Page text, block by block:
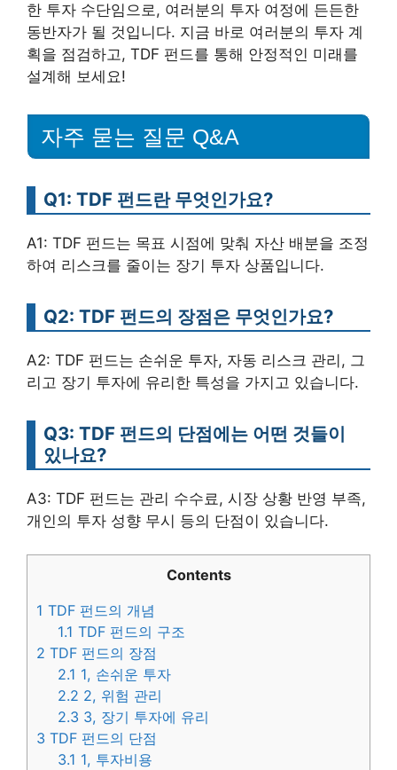
한 투자 수단임으로, 여러분의 투자 여정에 든든한
동반자가 될 것입니다. 지금 바로 여러분의 투자 계
획을 점검하고, TDF 펀드를 통해 안정적인 미래를
설계해 보세요!
자주 묻는 질문 Q&A
Q1: TDF 펀드란 무엇인가요?
A1: TDF 펀드는 목표 시점에 맞춰 자산 배분을 조정
하여 리스크를 줄이는 장기 투자 상품입니다.
Q2: TDF 펀드의 장점은 무엇인가요?
A2: TDF 펀드는 손쉬운 투자, 자동 리스크 관리, 그
리고 장기 투자에 유리한 특성을 가지고 있습니다.
Q3: TDF 펀드의 단점에는 어떤 것들이
있나요?
A3: TDF 펀드는 관리 수수료, 시장 상황 반영 부족,
개인의 투자 성향 무시 등의 단점이 있습니다.
Contents
1 TDF 펀드의 개념
1.1 TDF 펀드의 구조
2 TDF 펀드의 장점
2.1 1, 손쉬운 투자
2.2 2, 위험 관리
2.3 3, 장기 투자에 유리
3 TDF 펀드의 단점
3.1 1, 투자비용